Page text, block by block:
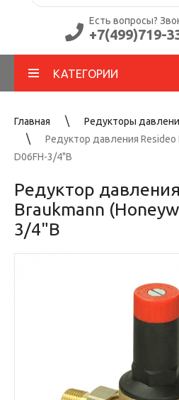
Есть вопросы?
+7(499)719-
КАТЕГОРИИ
Главная
Редукторы
Редуктор давления Resideo
D06FH-3/4"B
Редуктор
Braukmann
3/4"B